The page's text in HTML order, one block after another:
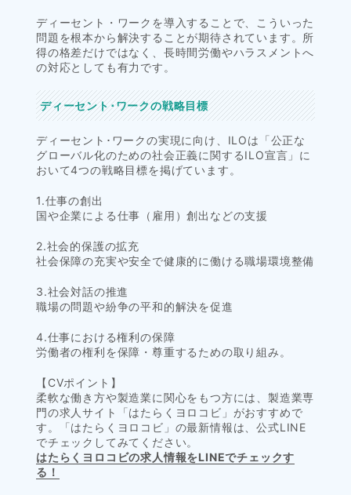
ディーセント・ワークを導入することで、こういった
問題を根本から解決することが期待されています。所
得の格差だけではなく、長時間労働やハラスメントへ
の対応としても有力です。
ディーセント･ワークの戦略目標
ディーセント･ワークの実現に向け、ILOは「公正な
グローバル化のための社会正義に関するILO宣言」に
おいて4つの戦略目標を掲げています。
1.仕事の創出
国や企業による仕事（雇用）創出などの支援
2.社会的保護の拡充
社会保障の充実や安全で健康的に働ける職場環境整備
3.社会対話の推進
職場の問題や紛争の平和的解決を促進
4.仕事における権利の保障
労働者の権利を保障・尊重するための取り組み。
【CVポイント】
柔軟な働き方や製造業に関心をもつ方には、製造業専
門の求人サイト「はたらくヨロコビ」がおすすめで
す。「はたらくヨロコビ」の最新情報は、公式LINE
でチェックしてみてください。
はたらくヨロコビの求人情報をLINEでチェックす
る！